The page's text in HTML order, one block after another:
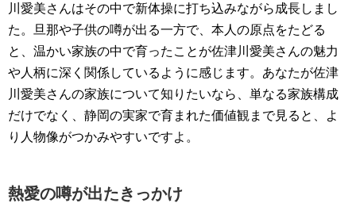
川愛美さんはその中で新体操に打ち込みながら成長しまし
た。旦那や子供の噂が出る一方で、本人の原点をたどる
と、温かい家族の中で育ったことが佐津川愛美さんの魅力
や人柄に深く関係しているように感じます。あなたが佐津
川愛美さんの家族について知りたいなら、単なる家族構成
だけでなく、静岡の実家で育まれた価値観まで見ると、よ
り人物像がつかみやすいですよ。
熱愛の噂が出たきっかけ